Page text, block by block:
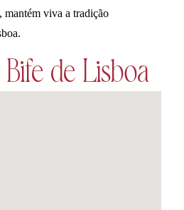
mantém viva a tradição
de Lisboa